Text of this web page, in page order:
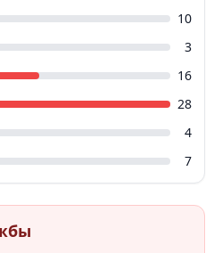
10
3
16
28
4
7